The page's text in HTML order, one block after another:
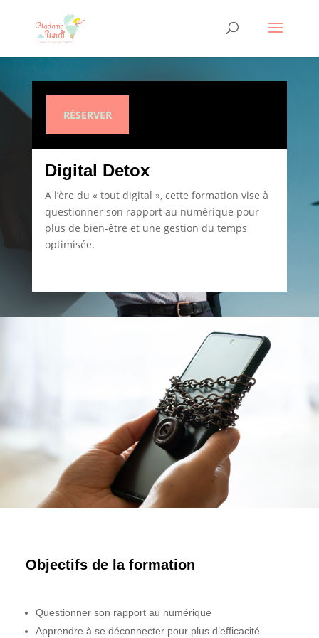
RÉSERVER
Digital Detox
A l’ère du « tout digital », cette formation vise à
questionner son rapport au numérique pour
plus de bien-être et une gestion du temps
optimisée.
Objectifs de la formation
Questionner son rapport au numérique
Apprendre à se déconnecter pour plus d’efficacité